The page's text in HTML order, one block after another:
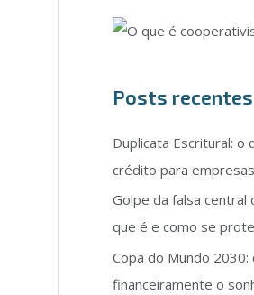
Posts recentes
Duplicata Escritural: o
crédito para
Golpe da falsa central
que é e como se
Copa do Mundo
financeiramente o